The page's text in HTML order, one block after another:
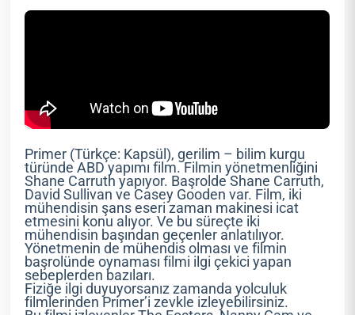
Primer (Türkçe: Kapsül), gerilim – bilim kurgu
türünde ABD yapımı film. Filmin yönetmenliğini
Shane Carruth yapıyor. Başrolde Shane Carruth,
David Sullivan ve Casey Gooden var. Film, iki
mühendisin şans eseri zaman makinesi icat
etmesini konu alıyor. Ve bu süreçte iki
mühendisin başından geçenler anlatılıyor.
Yönetmenin de mühendis olması ve filmin
başrolünde oynaması filmi ilgi çekici yapan
sebeplerden bazıları.
Fiziğe ilgi duyuyorsanız zamanda yolculuk
filmlerinden Primer’i zevkle izleyebilirsiniz.